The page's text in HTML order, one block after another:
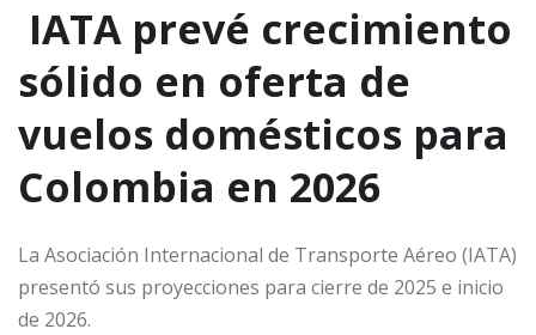
IATA prevé crecimiento
sólido en oferta de
vuelos domésticos para
Colombia en 2026
La Asociación Internacional de Transporte Aéreo (IATA)
presentó sus proyecciones para cierre de 2025 e inicio
de 2026.